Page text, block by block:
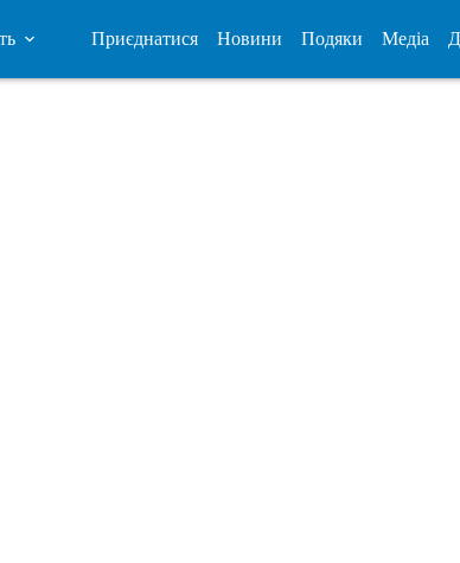
Приєднатися Новини Подяки Медіа